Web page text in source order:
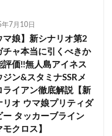
年7月10日
マ娘】新シナリオ第2
チャ本当に引くべきか
評価!!無人島アイネス
ジン&スタミナSSRメ
ライアン徹底解説【新
リオ ウマ娘プリティダ
ー タッカーブライン
モクロス】